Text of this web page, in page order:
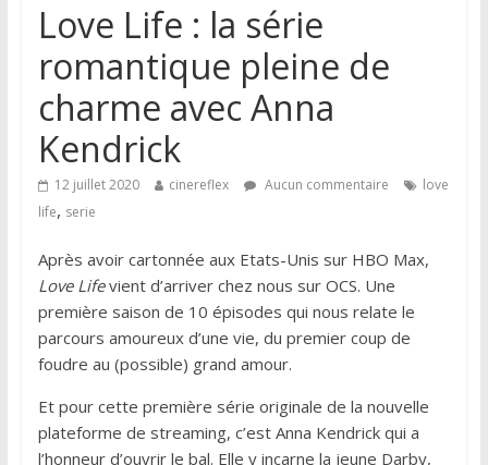
Love Life : la série
romantique pleine de
charme avec Anna
Kendrick
12 juillet 2020 cinereflex Aucun commentaire
love
life, serie
Après avoir cartonnée aux Etats-Unis sur HBO Max,
Love Lifevient d’arriver chez nous sur OCS. Une
première saison de 10 épisodes qui nous relate le
parcours amoureux d’une vie, du premier coup de
foudre au (possible) grand amour.
Et pour cette première série originale de la nouvelle
plateforme de streaming, c’est Anna Kendrick qui a
l’honneur d’ouvrir le bal. Elle y incarne la jeune Darby,